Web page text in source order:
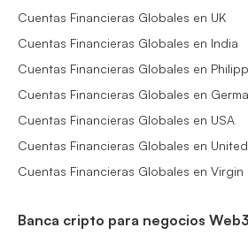
Cuentas Financieras Globales en UK
Cuentas Financieras Globales en India
Cuentas Financieras Globales en
Cuentas Financieras Globales en
Cuentas Financieras Globales en USA
Cuentas Financieras Globales en
Cuentas Financieras Globales en Virgin
Banca cripto para negocios Web3